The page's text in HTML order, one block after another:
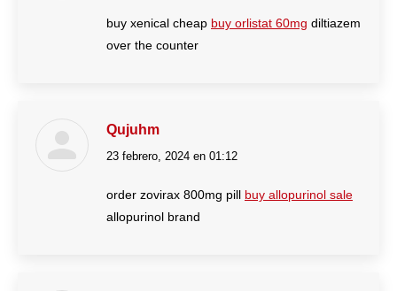
buy xenical cheap buy orlistat 60mg diltiazem
over the counter
Qujuhm
dice:
23 febrero, 2024 en 01:12
order zovirax 800mg pill buy allopurinol sale
allopurinol brand